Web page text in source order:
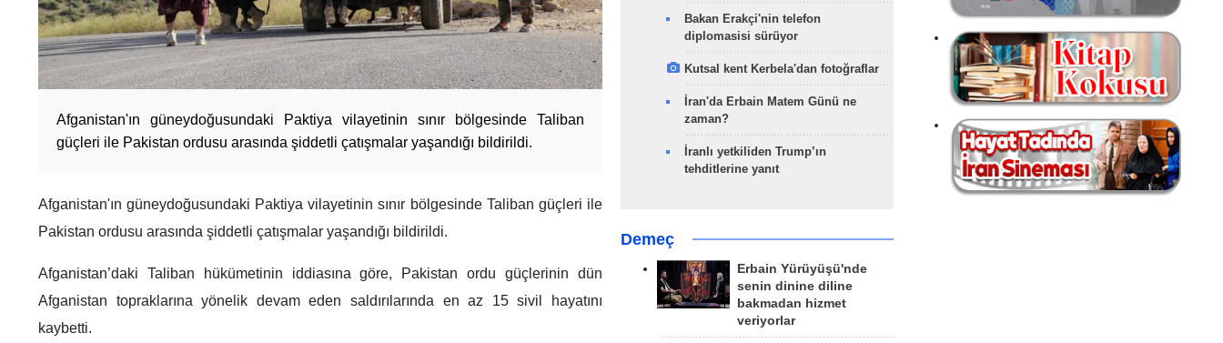
Afganistan'ın güneydoğusundaki Paktiya vilayetinin sınır bölgesinde Taliban
güçleri ile Pakistan ordusu arasında şiddetli çatışmalar yaşandığı bildirildi.
Afganistan'ın güneydoğusundaki Paktiya vilayetinin sınır bölgesinde Taliban güçleri ile
Pakistan ordusu arasında şiddetli çatışmalar yaşandığı bildirildi.
Afganistan’daki Taliban hükümetinin iddiasına göre, Pakistan ordu güçlerinin dün
Afganistan topraklarına yönelik devam eden saldırılarında en az 15 sivil hayatını
kaybetti.
Bakan Erakçi'nin telefon
diplomasisi sürüyor
Kutsal kent Kerbela'dan fotoğraflar
İran'da Erbain Matem Günü ne
zaman?
İranlı yetkiliden Trump’ın
tehditlerine yanıt
Demeç
Erbain Yürüyüşü'nde
senin dinine diline
bakmadan hizmet
veriyorlar